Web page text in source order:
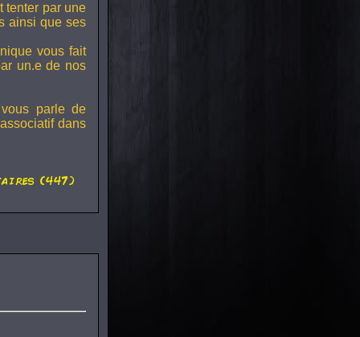
tenter par une
ainsi que ses
vous fait
un.e de nos
parle de
dans
(447)